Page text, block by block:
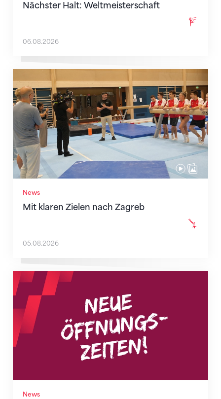
Nächster Halt: Weltmeisterschaft
06.08.2026
News
Mit klaren Zielen nach Zagreb
Mit klaren Zielen nach Zagreb
05.08.2026
News
Neue Empfangszeiten ab 1. August 2026